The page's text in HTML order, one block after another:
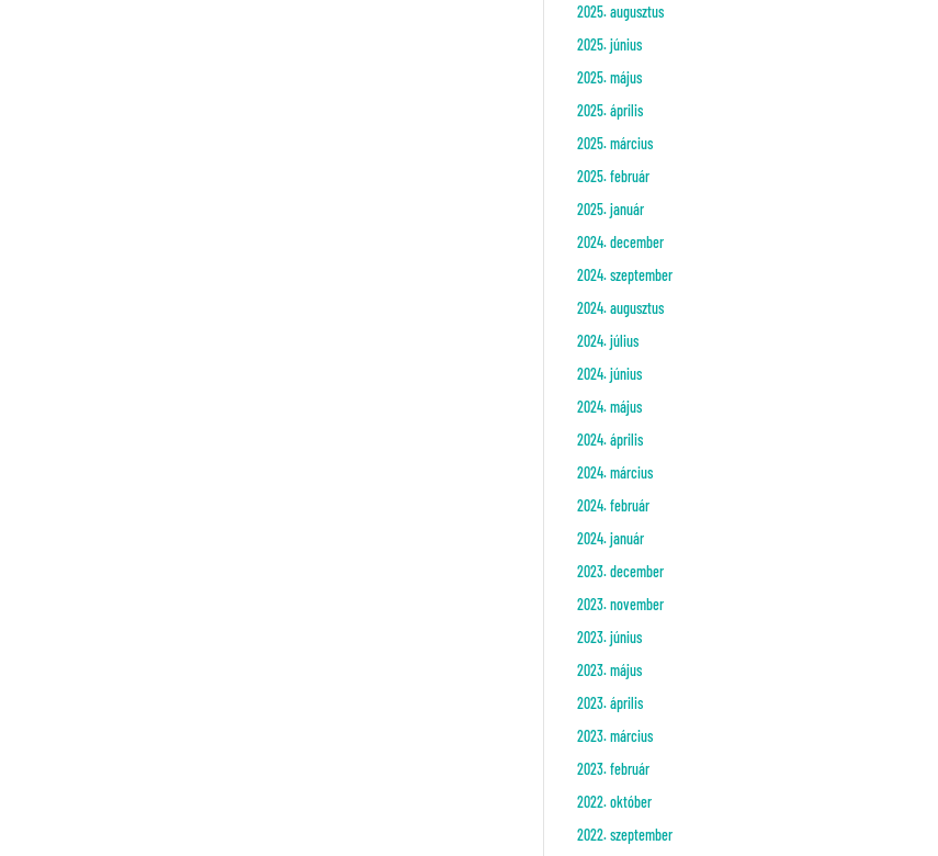
2025. augusztus
2025. június
2025. május
2025. április
2025. március
2025. február
2025. január
2024. december
2024. szeptember
2024. augusztus
2024. július
2024. június
2024. május
2024. április
2024. március
2024. február
2024. január
2023. december
2023. november
2023. június
2023. május
2023. április
2023. március
2023. február
2022. október
2022. szeptember